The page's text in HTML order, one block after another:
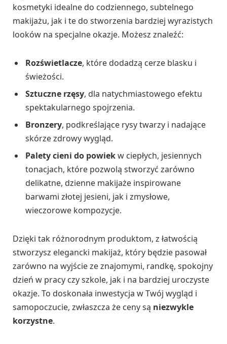
kosmetyki idealne do codziennego, subtelnego
makijażu, jak i te do stworzenia bardziej wyrazistych
looków na specjalne okazje. Możesz znaleźć:
Rozświetlacze, które dodadzą cerze blasku i
świeżości.
Sztuczne rzęsy, dla natychmiastowego efektu
spektakularnego spojrzenia.
Bronzery, podkreślające rysy twarzy i nadające
skórze zdrowy wygląd.
Palety cieni do powiekw ciepłych, jesiennych
tonacjach, które pozwolą stworzyć zarówno
delikatne, dzienne makijaże inspirowane
barwami złotej jesieni, jak i zmysłowe,
wieczorowe kompozycje.
Dzięki tak różnorodnym produktom, z łatwością
stworzysz elegancki makijaż, który będzie pasował
zarówno na wyjście ze znajomymi, randkę, spokojny
dzień w pracy czy szkole, jak i na bardziej uroczyste
okazje. To doskonała inwestycja w Twój wygląd i
samopoczucie, zwłaszcza że ceny są niezwykle
korzystne.